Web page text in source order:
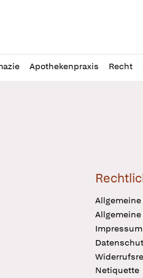
Apothekenpraxis Recht
Logo
Impressum
Netiquette